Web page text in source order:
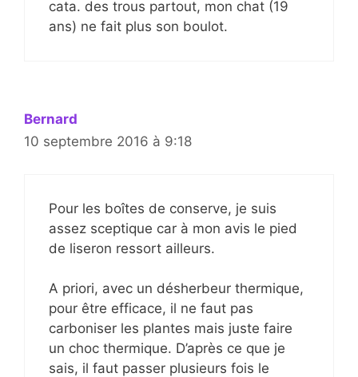
cata. des trous partout, mon chat (19
ans) ne fait plus son boulot.
Bernard
10 septembre 2016 à 9:18
Pour les boîtes de conserve, je suis
assez sceptique car à mon avis le pied
de liseron ressort ailleurs.
A priori, avec un désherbeur thermique,
pour être efficace, il ne faut pas
carboniser les plantes mais juste faire
un choc thermique. D’après ce que je
sais, il faut passer plusieurs fois le